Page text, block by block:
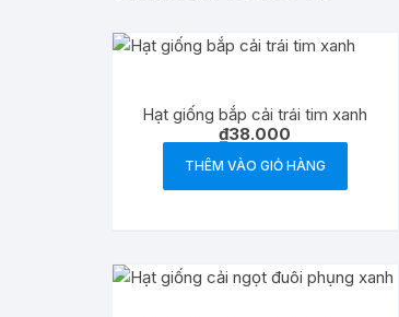
Hạt giống bắp cải trái tim xanh
₫38.000
THÊM VÀO GIỎ HÀNG